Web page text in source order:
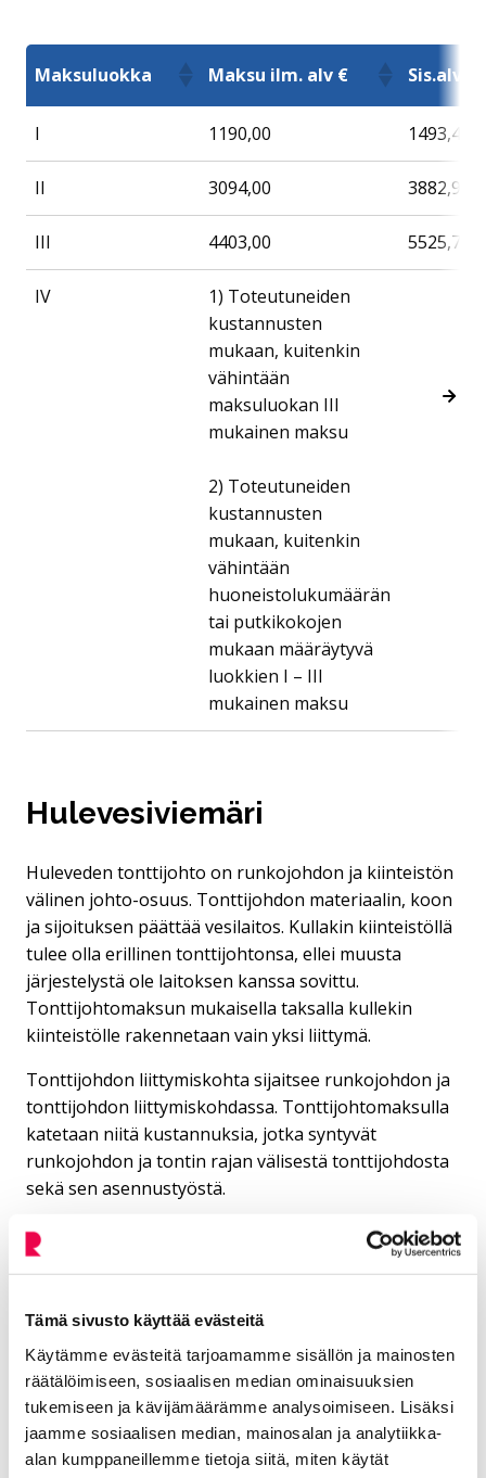
Tämä sivusto käyttää evästeitä
Käytämme evästeitä tarjoamamme sisällön ja mainosten
räätälöimiseen, sosiaalisen median ominaisuuksien
tukemiseen ja kävijämäärämme analysoimiseen. Lisäksi
jaamme sosiaalisen median, mainosalan ja analytiikka-
alan kumppaneillemme tietoja siitä, miten käytät
Maksuluokka Maksu ilm. alv € Sis.alv
I 1190,00 1493,45
II 3094,00 3882,97
III 4403,00 5525,77
IV
1) Toteutuneiden
kustannusten
mukaan, kuitenkin
vähintään
maksuluokan III
mukainen maksu
2) Toteutuneiden
kustannusten
mukaan, kuitenkin
vähintään
huoneistolukumäärän
tai putkikokojen
mukaan määräytyvä
luokkien I – III
mukainen maksu
Hulevesiviemäri
Huleveden tonttijohto on runkojohdon ja kiinteistön
välinen johto-osuus. Tonttijohdon materiaalin, koon
ja sijoituksen päättää vesilaitos. Kullakin kiinteistöllä
tulee olla erillinen tonttijohtonsa, ellei muusta
järjestelystä ole laitoksen kanssa sovittu.
Tonttijohtomaksun mukaisella taksalla kullekin
kiinteistölle rakennetaan vain yksi liittymä.
Tonttijohdon liittymiskohta sijaitsee runkojohdon ja
tonttijohdon liittymiskohdassa. Tonttijohtomaksulla
katetaan niitä kustannuksia, jotka syntyvät
runkojohdon ja tontin rajan välisestä tonttijohdosta
sekä sen asennustyöstä.
Huleveden
Maksuluokka I
Omakoti- ja paritalot